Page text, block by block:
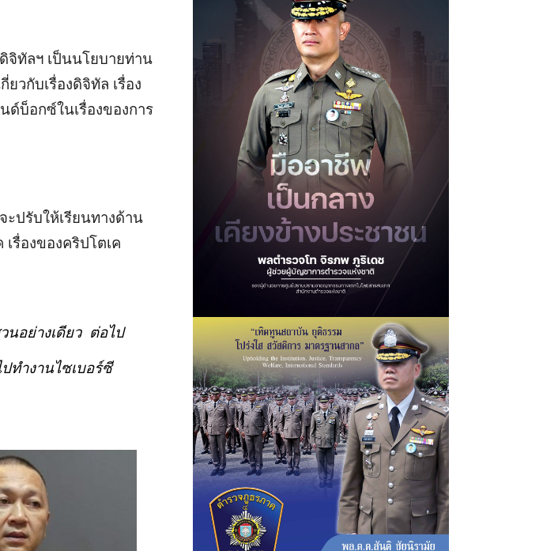
จิทัลฯ เป็นนโยบายท่าน
วกับเรื่องดิจิทัล เรื่อง
ด์บ็อกซ์ในเรื่องของการ
ะปรับให้เรียนทางด้าน
รื่องของคริปโตเค
นอย่างเดียว ต่อไป
ทำงานไซเบอร์ซี